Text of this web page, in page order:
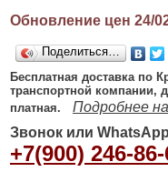
Обновление цен 24/
Поделиться…
Бесплатная доставка по
транспортной
платная.
Подробнее
Звонок или
+7(900) 246-